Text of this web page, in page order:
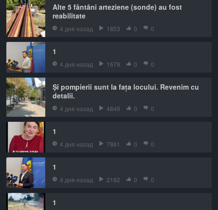
Alte 5 fântâni arteziene (sonde) au fost
reabilitate
4 дня назад 1853 0 0
1
4 дня назад 1679 0 0
Și pompierii sunt la fața locului. Revenim cu
detalii.
4 дня назад 4849 0 0
1
4 дня назад 7861 0 0
1
4 дня назад 2182 0 0
1